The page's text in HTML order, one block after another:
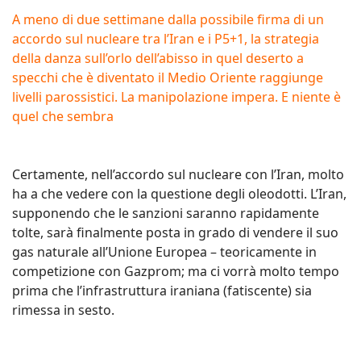
A meno di due settimane dalla possibile firma di un
accordo sul nucleare tra l’Iran e i P5+1, la strategia
della danza sull’orlo dell’abisso in quel deserto a
specchi che è diventato il Medio Oriente raggiunge
livelli parossistici. La manipolazione impera. E niente è
quel che sembra
Certamente, nell’accordo sul nucleare con l’Iran, molto
ha a che vedere con la questione degli oleodotti. L’Iran,
supponendo che le sanzioni saranno rapidamente
tolte, sarà finalmente posta in grado di vendere il suo
gas naturale all’Unione Europea – teoricamente in
competizione con Gazprom; ma ci vorrà molto tempo
prima che l’infrastruttura iraniana (fatiscente) sia
rimessa in sesto.